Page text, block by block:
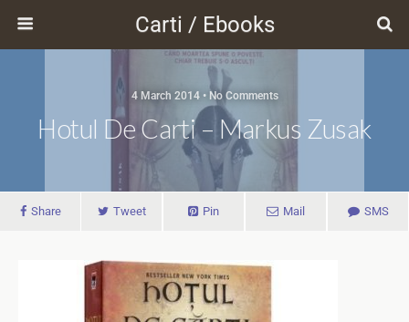
Carti / Ebooks
4 March 2014 • No Comments
Hotul De Carti – Markus Zusak
Share Tweet Pin Mail SMS